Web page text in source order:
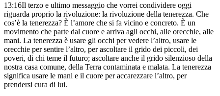
13:16Il terzo e ultimo messaggio che vorrei condividere oggi
riguarda proprio la rivoluzione: la rivoluzione della tenerezza. Che
cos’è la tenerezza? È l’amore che si fa vicino e concreto. È un
movimento che parte dal cuore e arriva agli occhi, alle orecchie, alle
mani. La tenerezza è usare gli occhi per vedere l’altro, usare le
orecchie per sentire l’altro, per ascoltare il grido dei piccoli, dei
poveri, di chi teme il futuro; ascoltare anche il grido silenzioso della
nostra casa comune, della Terra contaminata e malata. La tenerezza
significa usare le mani e il cuore per accarezzare l’altro, per
prendersi cura di lui.